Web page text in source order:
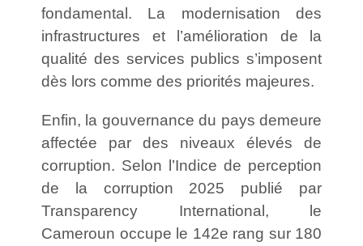
fondamental. La modernisation des
infrastructures et l’amélioration de la
qualité des services publics s’imposent
dès lors comme des priorités majeures.
Enfin, la gouvernance du pays demeure
affectée par des niveaux élevés de
corruption. Selon l’Indice de perception
de la corruption 2025 publié par
Transparency International, le
Cameroun occupe le 142e rang sur 180